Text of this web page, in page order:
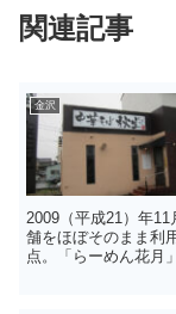
関連記事
金沢
2009（平成21）年
舗をほぼそのまま利
点。「らーめん花月